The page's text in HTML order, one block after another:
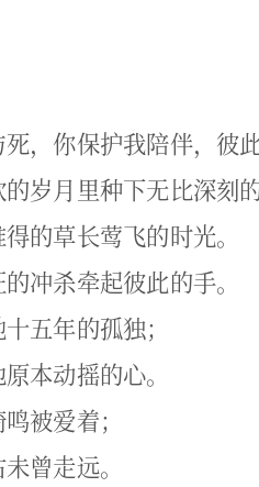
，你保护我陪伴，彼此
岁月里种下无比深刻的
的草长莺飞的时光。
冲杀牵起彼此的手。
五年的孤独；
本动摇的心。
被爱着；
曾走远。